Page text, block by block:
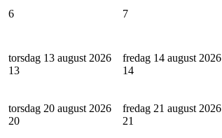
6 7
torsdag 13 august 2026
13
fredag 14 august 2026
14
torsdag 20 august 2026
20
fredag 21 august 2026
21